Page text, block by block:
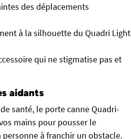
des déplacements
à la silhouette du Quadri Light
qui ne stigmatise pas et
aidants
santé, le porte canne Quadri-
mains pour pousser le
à franchir un obstacle.